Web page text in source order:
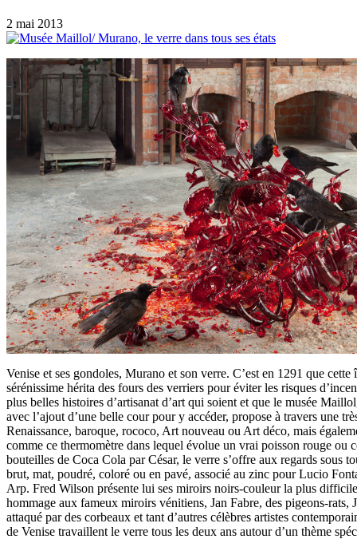
2 mai 2013
Venise et ses gondoles, Murano et son verre. C’est en 1291 que cette
sérénissime hérita des fours des verriers pour éviter les risques
plus belles histoires d’artisanat d’art qui soient et que le musée
avec l’ajout d’une belle cour pour y accéder, propose à travers une
Renaissance, baroque, rococo, Art nouveau ou Art déco, mais
comme ce thermomètre dans lequel évolue un vrai poisson rouge ou
bouteilles de Coca Cola par César, le verre s’offre aux regards sous
brut, mat, poudré, coloré ou en pavé, associé au zinc pour Lucio
Arp. Fred Wilson présente lui ses miroirs noirs-couleur la plus
hommage aux fameux miroirs vénitiens, Jan Fabre, des pigeons-rats,
attaqué par des corbeaux et tant d’autres célèbres artistes
de Venise travaillent le verre tous les deux ans autour d’un thème